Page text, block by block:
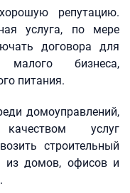
репутацию.
услуга, по мере
договора для
малого бизнеса,
питания.
домоуправлений,
услуг
строительный
из домов, офисов и